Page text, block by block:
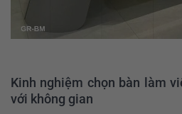
Kinh nghiệm chọn bàn làm
với không gian